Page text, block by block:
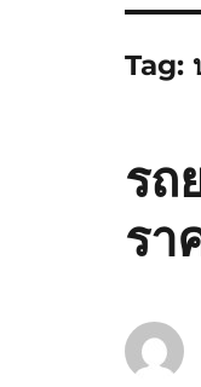
Tag:
รถ
รา